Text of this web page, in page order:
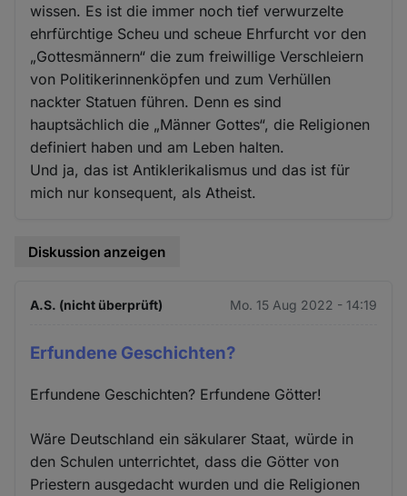
wissen. Es ist die immer noch tief verwurzelte
ehrfürchtige Scheu und scheue Ehrfurcht vor den
„Gottesmännern“ die zum freiwillige Verschleiern
von Politikerinnenköpfen und zum Verhüllen
nackter Statuen führen. Denn es sind
hauptsächlich die „Männer Gottes“, die Religionen
definiert haben und am Leben halten.
Und ja, das ist Antiklerikalismus und das ist für
mich nur konsequent, als Atheist.
Diskussion anzeigen
A.S. (nicht überprüft) Mo. 15 Aug 2022 - 14:19
Erfundene Geschichten?
Erfundene Geschichten? Erfundene Götter!
Wäre Deutschland ein säkularer Staat, würde in
den Schulen unterrichtet, dass die Götter von
Priestern ausgedacht wurden und die Religionen